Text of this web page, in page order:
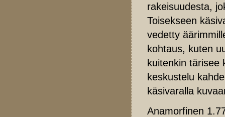
rakeisuudesta,
Toisekseen
vedetty
kohtaus, kuten
kuitenkin tärisee
keskustelu
käsivaralla
Anamorfinen